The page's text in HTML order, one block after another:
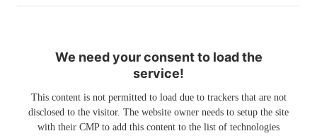
We need your consent to load the
service!
This content is not permitted to load due to trackers that are not
disclosed to the visitor. The website owner needs to setup the site
with their CMP to add this content to the list of technologies